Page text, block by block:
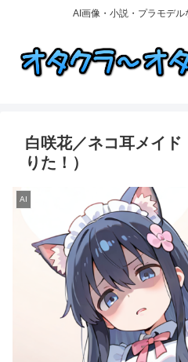
AI画像・小説・プラモデ
白咲花／ネコ耳メイ
りた！）
AI